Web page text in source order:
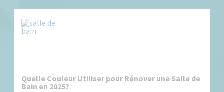
Quelle Couleur Utiliser pour Rénover une Salle de
Bain en 2025?